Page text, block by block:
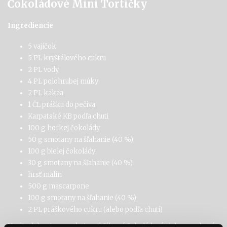
Čokoládové Mini Tortičky
Ingrediencie
5 vajíčok
5 PL kryštálového cukru
2 PL vody
4 PL polohrubej múky
2 PL kakaa
1 ČL prášku do pečiva
Karpatské KB podľa chuti
100 g horkej čokolády
50 g smotany na šľahanie (40 %)
100 g bielej čokolády
30 g smotany na šľahanie (40 %)
hrsť malín
500 g mascarpone
100 g smotany na šľahanie (40 %)
2 PL práškového cukru (alebo podľa chuti)